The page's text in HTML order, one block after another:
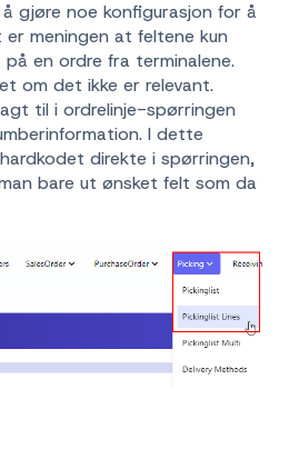
gjøre noe konfigurasjon for å
meningen at feltene kun
en ordre fra terminalene.
om det ikke er relevant.
til i ordrelinje-spørringen
I dette
direkte i spørringen,
bare ut ønsket felt som da